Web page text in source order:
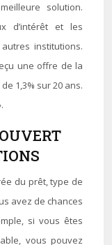
solution.
d’intérêt et les
institutions.
une offre de la
1,3% sur 20 ans.
du prêt, type de
avez de chances
si vous êtes
vous pouvez